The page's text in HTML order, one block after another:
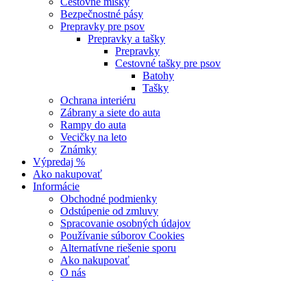
Bezpečnostné pásy
Prepravky pre psov
Prepravky a tašky
Prepravky
Cestovné tašky pre psov
Batohy
Tašky
Ochrana interiéru
Zábrany a siete do auta
Rampy do auta
Vecičky na leto
Známky
Výpredaj %
Ako nakupovať
Informácie
Obchodné podmienky
Odstúpenie od zmluvy
Spracovanie osobných údajov
Používanie súborov Cookies
Alternatívne riešenie sporu
Ako nakupovať
O nás